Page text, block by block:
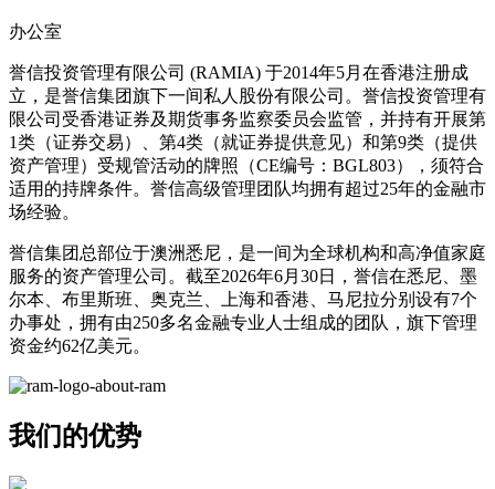
办公室
誉信投资管理有限公司 (RAMIA) 于2014年5月在香港注册成
立，是誉信集团旗下一间私人股份有限公司。誉信投资管理有
限公司受香港证券及期货事务监察委员会监管，并持有开展第
1类（证券交易）、第4类（就证券提供意见）和第9类（提供
资产管理）受规管活动的牌照（CE编号：BGL803），须符合
适用的持牌条件。誉信高级管理团队均拥有超过25年的金融市
场经验。
誉信集团总部位于澳洲悉尼，是一间为全球机构和高净值家庭
服务的资产管理公司。截至2026年6月30日，誉信在悉尼、墨
尔本、布里斯班、奥克兰、上海和香港、马尼拉分别设有7个
办事处，拥有由250多名金融专业人士组成的团队，旗下管理
资金约62亿美元。
我们的优势